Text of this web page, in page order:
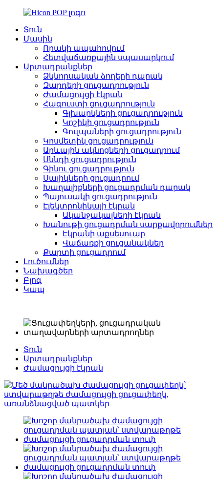
Տուն
Մասին
Որակի ապահովում
Հետվաճառքային սպասարկում
Արտադրանքներ
Ձկնորսական ձողերի դարակ
Զարդերի ցուցադրություն
Ժամացույցի էկրան
Հագուստի ցուցադրություն
Գլխարկների ցուցադրություն
Կոշիկի ցուցադրություն
Գուլպաների ցուցադրություն
Կոսմետիկ ցուցադրություն
Արևային ակնոցների ցուցադրում
Սննդի ցուցադրություն
Գինու ցուցադրություն
Սալիկների ցուցադրում
Խաղալիքների ցուցադրման դարակ
Պայուսակի ցուցադրություն
Էլեկտրոնիկայի էկրան
Ականջակալների էկրան
Խանութի ցուցադրման սարքավորումներ
Էկրանի աքսեսուար
Վաճառքի ցուցանակներ
Քարտի ցուցադրում
Լուծումներ
Նախագծեր
Բլոգ
Կապ
Տուն
Արտադրանքներ
Ժամացույցի էկրան